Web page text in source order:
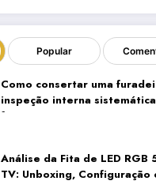
Popular
Como consertar uma
inspeção interna
fiação
Análise da Fita de LED RGB
TV: Unboxing, Configuração